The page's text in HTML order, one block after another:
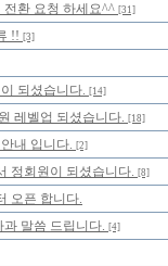
전환 요청 하세요^^ [31]
!! [3]
되셨습니다. [14]
레벨업 되셨습니다. [18]
내 입니다. [2]
정회원이 되셨습니다. [8]
오픈 합니다.
말씀 드립니다. [4]